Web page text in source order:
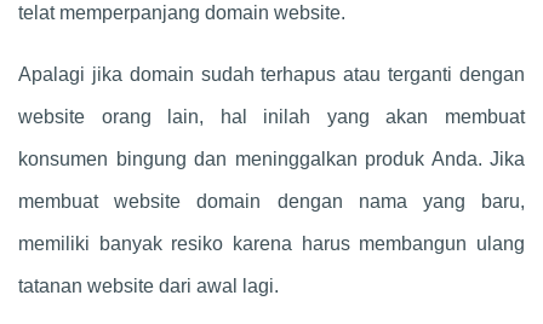
telat memperpanjang domain website.
Apalagi jika domain sudah terhapus atau terganti dengan
website orang lain, hal inilah yang akan membuat
konsumen bingung dan meninggalkan produk Anda. Jika
membuat website domain dengan nama yang baru,
memiliki banyak resiko karena harus membangun ulang
tatanan website dari awal lagi.